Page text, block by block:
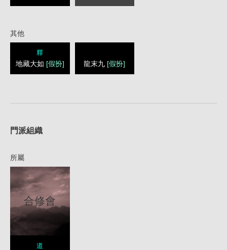
其他
釋
地藏大如 [假扮] 龍末九 [假扮]
門派組織
所屬
合修會
道